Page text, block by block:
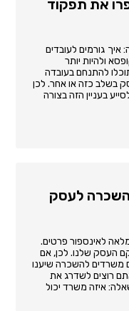
את תפקוד
גורמים לעובדים
ולהיות יותר
להתנחם בעובדה
בשלב כזה או אחר. לכן
בעניין הזה בצורה
לעסק
לאינספור פרטים.
העסק שלנו. לכן, אם
משרדים להשכרה שיענו
רוצים לשדרג את
איזה משרד יכול